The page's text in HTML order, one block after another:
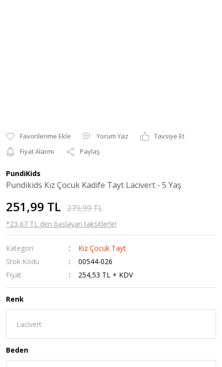
Yorum Yaz
Tavsiye Et
Fiyat Alarmı
Paylaş
PundiKids
Pundikids Kız Çocuk Kadife Tayt Lacivert - 5 Yaş
251,99 TL 279,99 TL
*23,67 TL den başlayan taksitlerle!
Kategori
Kız Çocuk Tayt
Stok Kodu
00544-026
Fiyat
254,53 TL + KDV
Renk
Beden